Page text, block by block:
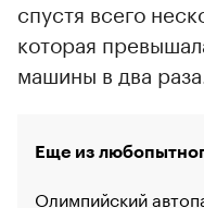
спустя всего
которая
машины в два раза.
Еще из
Олимпийский